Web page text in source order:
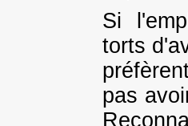
Si
torts
pas